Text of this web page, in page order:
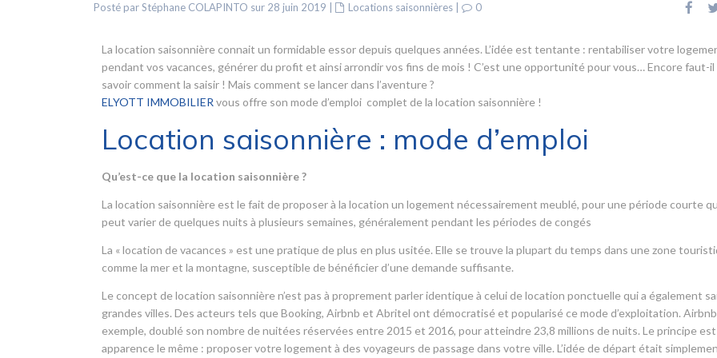
Posté par Stéphane COLAPINTO sur 28 juin 2019 Locations saisonnières 0
La location saisonnière connait un formidable essor depuis quelques années. L’idée est tentante : rentabiliser votre
pendant vos vacances, générer du profit et ainsi arrondir vos fins de mois ! C’est une opportunité pour vous… Encore faut-il
savoir comment la saisir ! Mais comment se lancer dans l’aventure ?
ELYOTT IMMOBILIER vous offre son mode d’emploi complet de la location saisonnière !
Location saisonnière : mode d’emploi
Qu’est-ce que la location saisonnière ?
La location saisonnière est le fait de proposer à la location un logement nécessairement meublé, pour une période courte
peut varier de quelques nuits à plusieurs semaines, généralement pendant les périodes de congés
La « location de vacances » est une pratique de plus en plus usitée. Elle se trouve la plupart du temps dans une zone
comme la mer et la montagne, susceptible de bénéficier d’une demande suffisante.
Le concept de location saisonnière n’est pas à proprement parler identique à celui de location ponctuelle qui a également
grandes villes. Des acteurs tels que Booking, Airbnb et Abritel ont démocratisé et popularisé ce mode d’exploitation. Airbnb
exemple, doublé son nombre de nuitées réservées entre 2015 et 2016, pour atteindre 23,8 millions de nuits. Le principe
apparence le même : proposer votre logement à des voyageurs de passage dans votre ville. L’idée de départ était